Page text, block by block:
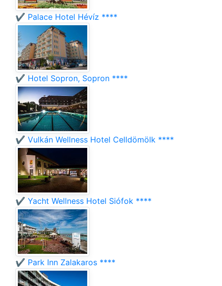
✔️ Palace Hotel Hévíz ****
✔️ Hotel Sopron, Sopron ****
✔️ Vulkán Wellness Hotel Celldömölk ****
✔️ Yacht Wellness Hotel Siófok ****
✔️ Park Inn Zalakaros ****